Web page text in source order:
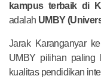
kampus terbaik di
adalah UMBY
Jarak Karanganyar
UMBY pilihan paling
kualitas pendidikan